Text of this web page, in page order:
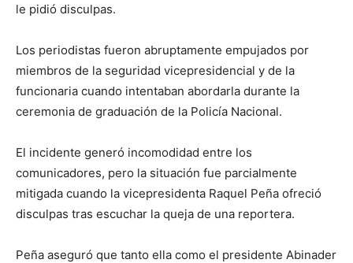
le pidió disculpas.
Los periodistas fueron abruptamente empujados por
miembros de la seguridad vicepresidencial y de la
funcionaria cuando intentaban abordarla durante la
ceremonia de graduación de la Policía Nacional.
El incidente generó incomodidad entre los
comunicadores, pero la situación fue parcialmente
mitigada cuando la vicepresidenta Raquel Peña ofreció
disculpas tras escuchar la queja de una reportera.
Peña aseguró que tanto ella como el presidente Abinader